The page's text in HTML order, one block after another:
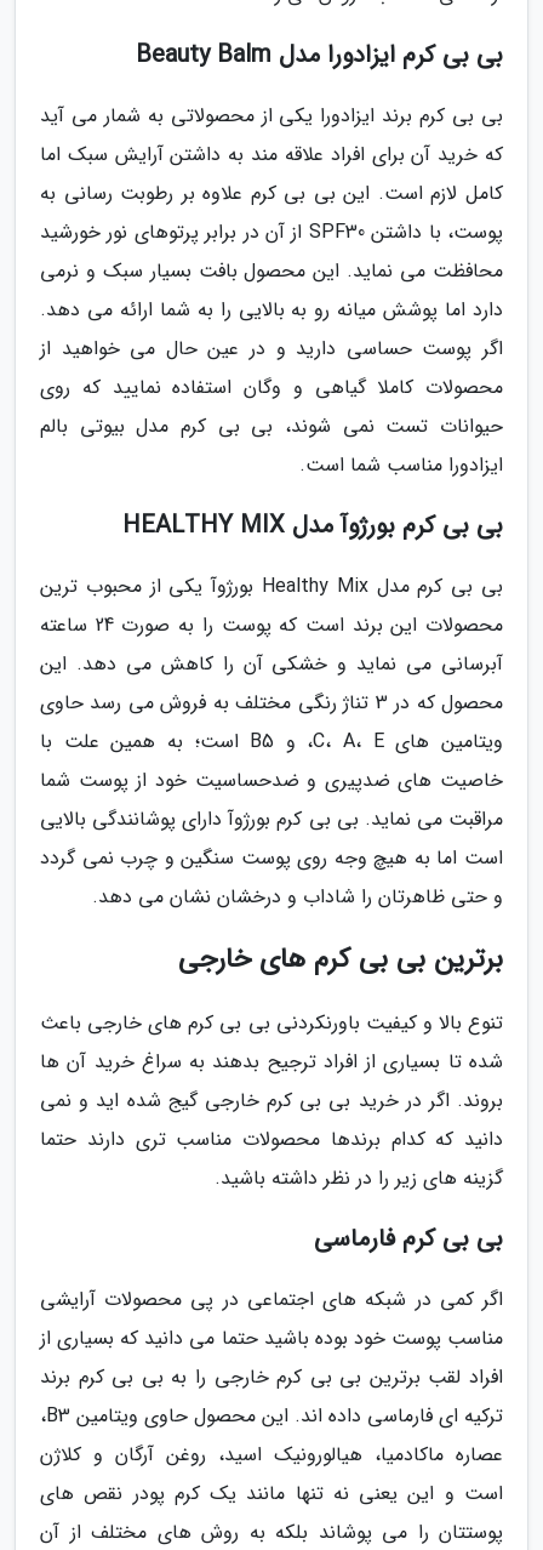
بی بی کرم ایزادورا مدل Beauty Balm
بی بی کرم برند ایزادورا یکی از محصولاتی به شمار می آید
که خرید آن برای افراد علاقه مند به داشتن آرایش سبک اما
کامل لازم است. این بی بی کرم علاوه بر رطوبت رسانی به
پوست، با داشتن SPF30 از آن در برابر پرتوهای نور خورشید
محافظت می نماید. این محصول بافت بسیار سبک و نرمی
دارد اما پوشش میانه رو به بالایی را به شما ارائه می دهد.
اگر پوست حساسی دارید و در عین حال می خواهید از
محصولات کاملا گیاهی و وگان استفاده نمایید که روی
حیوانات تست نمی شوند، بی بی کرم مدل بیوتی بالم
ایزادورا مناسب شما است.
بی بی کرم بورژوآ مدل HEALTHY MIX
بی بی کرم مدل Healthy Mix بورژوآ یکی از محبوب ترین
محصولات این برند است که پوست را به صورت 24 ساعته
آبرسانی می نماید و خشکی آن را کاهش می دهد. این
محصول که در 3 تناژ رنگی مختلف به فروش می رسد حاوی
ویتامین های C، A، E، و B5 است؛ به همین علت با
خاصیت های ضدپیری و ضدحساسیت خود از پوست شما
مراقبت می نماید. بی بی کرم بورژوآ دارای پوشانندگی بالایی
است اما به هیچ وجه روی پوست سنگین و چرب نمی گردد
و حتی ظاهرتان را شاداب و درخشان نشان می دهد.
برترین بی بی کرم های خارجی
تنوع بالا و کیفیت باورنکردنی بی بی کرم های خارجی باعث
شده تا بسیاری از افراد ترجیح بدهند به سراغ خرید آن ها
بروند. اگر در خرید بی بی کرم خارجی گیج شده اید و نمی
دانید که کدام برندها محصولات مناسب تری دارند حتما
گزینه های زیر را در نظر داشته باشید.
بی بی کرم فارماسی
اگر کمی در شبکه های اجتماعی در پی محصولات آرایشی
مناسب پوست خود بوده باشید حتما می دانید که بسیاری از
افراد لقب برترین بی بی کرم خارجی را به بی بی کرم برند
ترکیه ای فارماسی داده اند. این محصول حاوی ویتامین B3،
عصاره ماکادمیا، هیالورونیک اسید، روغن آرگان و کلاژن
است و این یعنی نه تنها مانند یک کرم پودر نقص های
پوستتان را می پوشاند بلکه به روش های مختلف از آن